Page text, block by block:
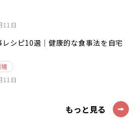
11日
シピ10選｜健康的な食事法を自宅
11日
もっと見る